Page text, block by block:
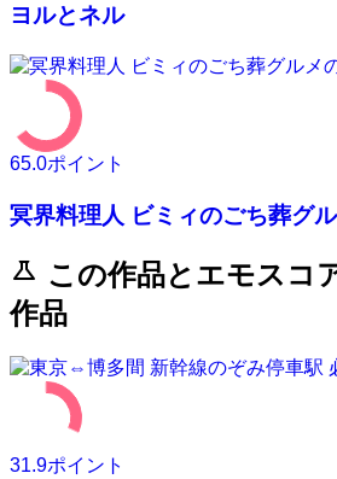
ヨルとネル
65.0ポイント
冥界料理人 ビミィのごち葬グ
science この作品とエモスコ
作品
31.9ポイント